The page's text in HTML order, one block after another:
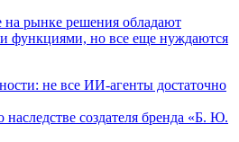
на рынке решения обладают
функциями, но все еще нуждаются
создателя бренда «Б. Ю.